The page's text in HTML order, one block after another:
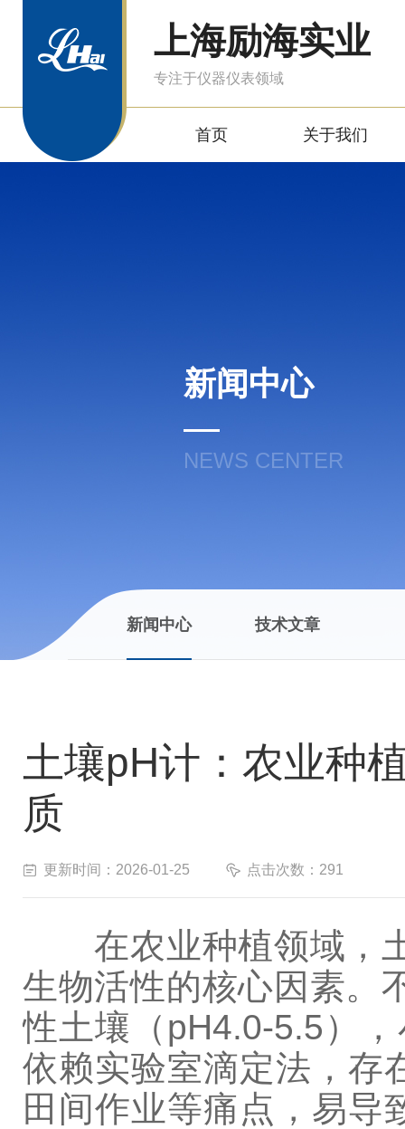
上海励海实业
专注于仪器仪表领域
首页 关于我们
新闻中心
NEWS CENTER
新闻中心 技术文章
土壤pH计：农业种
质
更新时间：2026-01-25 点击次数：291
在农业种植领域，土
生物活性的核心因素。
性土壤（pH4.0-5.5）
依赖实验室滴定法，存
田间作业等痛点，易导